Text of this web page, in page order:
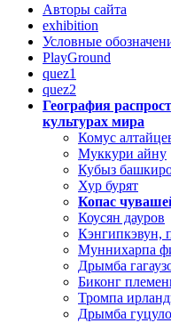
Авторы сайта
exhibition
Условные
PlayGround
quez1
quez2
География
культурах мира
Комус
Муккури айну
Кубыз
Хур бурят
Копас
Коусян дауров
Кэнгипкэвун,
Муннихарпа
Дрымба
Биконг
Тромпа
Дрымба